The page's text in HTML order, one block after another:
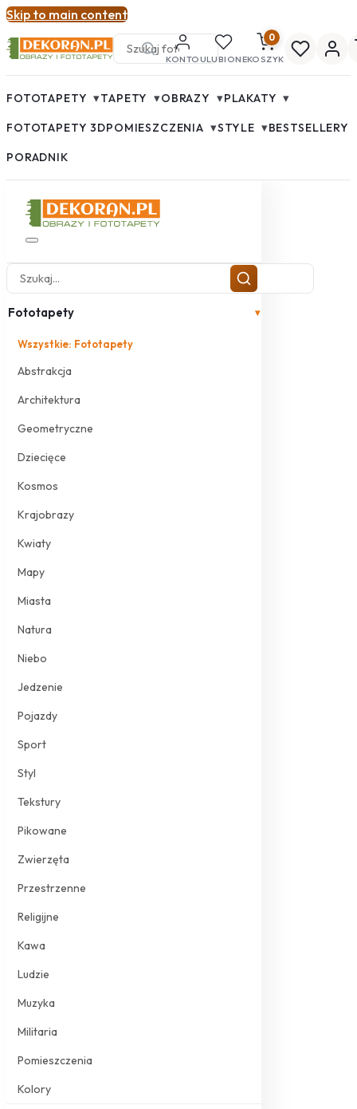
Skip to main content
KONTOULUBIONE
0
KOSZYK
FOTOTAPETY ▾TAPETY ▾OBRAZY ▾PLAKATY ▾
FOTOTAPETY 3DPOMIESZCZENIA ▾STYLE ▾BESTSELLERY
PORADNIK
Fototapety ▾
Wszystkie: Fototapety
Abstrakcja
Architektura
Geometryczne
Dziecięce
Kosmos
Krajobrazy
Kwiaty
Mapy
Miasta
Natura
Niebo
Jedzenie
Pojazdy
Sport
Styl
Tekstury
Pikowane
Zwierzęta
Przestrzenne
Religijne
Kawa
Ludzie
Muzyka
Militaria
Pomieszczenia
Kolory